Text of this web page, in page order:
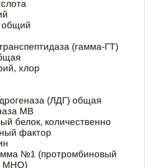
общий
(гамма-ГТ)
хлор
(ЛДГ) общая
MB
белок, количественно
фактор
№1 (протромбиновый
МНО)